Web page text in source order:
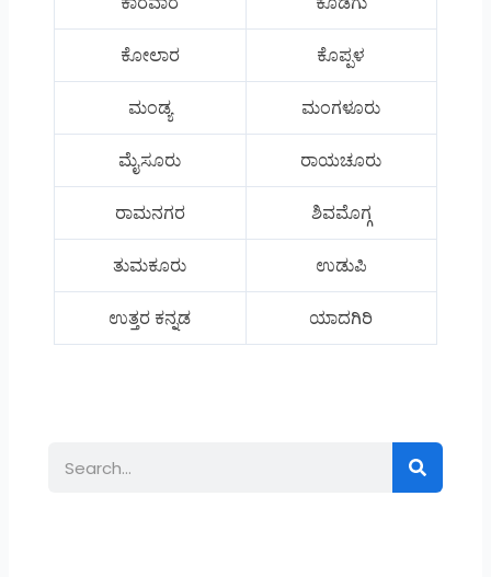
ಕೋಲಾರ ಕೊಪ್ಪಳ
ಮಂಡ್ಯ ಮಂಗಳೂರು
ಮೈಸೂರು ರಾಯಚೂರು
ರಾಮನಗರ ಶಿವಮೊಗ್ಗ
ತುಮಕೂರು ಉಡುಪಿ
ಉತ್ತರ ಕನ್ನಡ ಯಾದಗಿರಿ